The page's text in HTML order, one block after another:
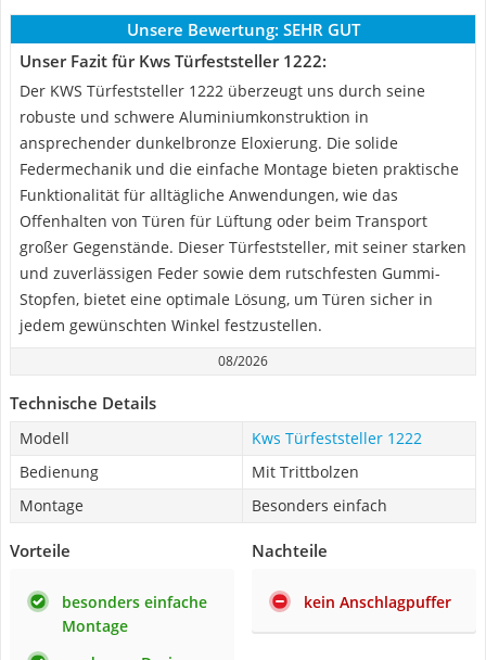
Unsere Bewertung: SEHR GUT
Unser Fazit für Kws Türfeststeller 1222:
Der KWS Türfeststeller 1222 überzeugt uns durch seine
robuste und schwere Aluminiumkonstruktion in
ansprechender dunkelbronze Eloxierung. Die solide
Federmechanik und die einfache Montage bieten praktische
Funktionalität für alltägliche Anwendungen, wie das
Offenhalten von Türen für Lüftung oder beim Transport
großer Gegenstände. Dieser Türfeststeller, mit seiner starken
und zuverlässigen Feder sowie dem rutschfesten Gummi-
Stopfen, bietet eine optimale Lösung, um Türen sicher in
jedem gewünschten Winkel festzustellen.
08/2026
Technische Details
Modell
Kws Türfeststeller 1222
Bedienung
Mit Trittbolzen
Montage
Besonders einfach
Vorteile
besonders einfache
Montage
Nachteile
kein Anschlagpuffer